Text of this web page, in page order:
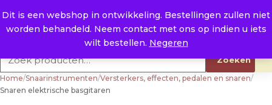
Dit is een webshop in ontwikkeling. Bestellingen zullen niet
worden behandeld. Neem contact met ons op indien u iets
wilt bestellen. Negeren
E. info@raysland.nl
Productcategorieën
Zoeken
Home/Snaarinstrumenten/Versterkers, effecten, pedalen en snaren/
Snaren elektrische basgitaren